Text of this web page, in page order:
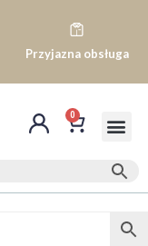
Przyjazna obsługa
0